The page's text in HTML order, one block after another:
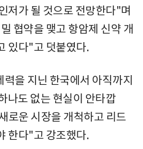
저가 될 것으로 전망한다"며
협약을 맺고 항암제 신약 개
있다"고 덧붙였다.
을 지닌 한국에서 아직까지
나도 없는 현실이 안타깝
로운 시장을 개척하고 리드
한다"고 강조했다.